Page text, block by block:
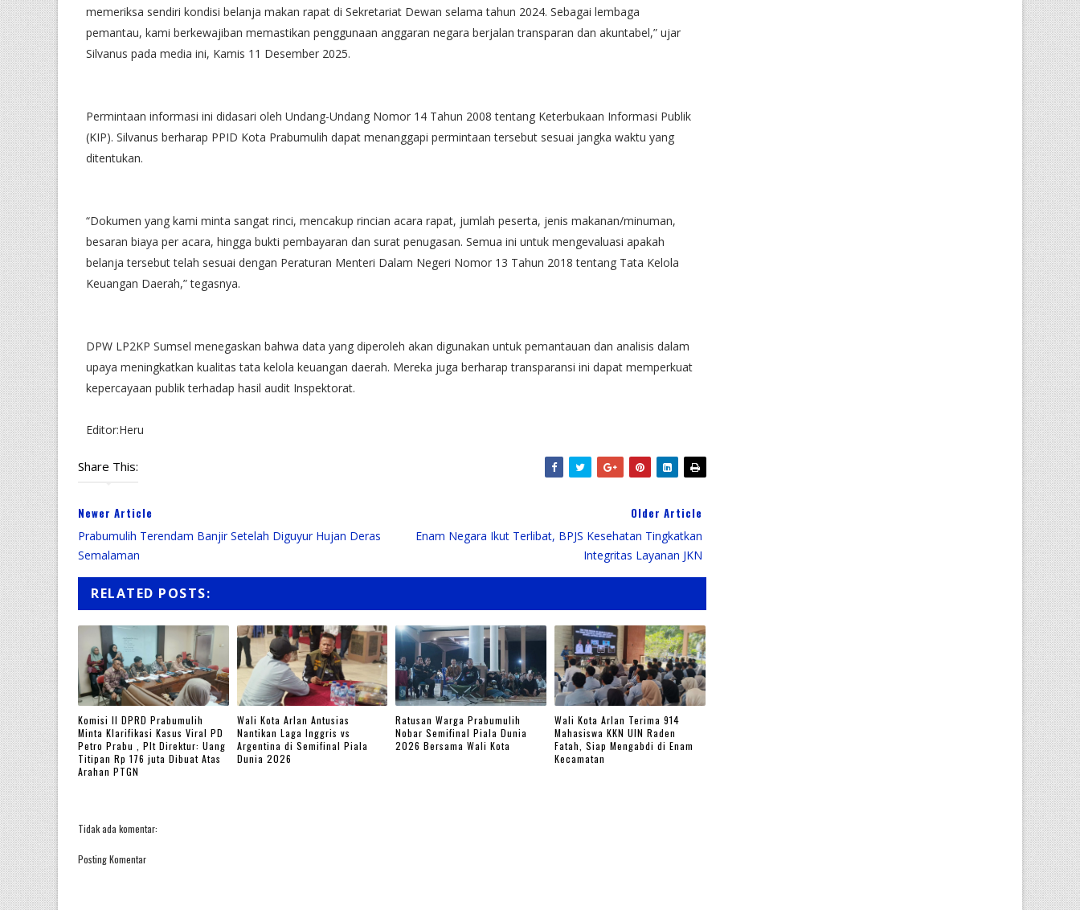
memeriksa sendiri kondisi belanja makan rapat di Sekretariat Dewan selama tahun 2024. Sebagai lembaga
pemantau, kami berkewajiban memastikan penggunaan anggaran negara berjalan transparan dan akuntabel,” ujar
Silvanus pada media ini, Kamis 11 Desember 2025.
Permintaan informasi ini didasari oleh Undang-Undang Nomor 14 Tahun 2008 tentang Keterbukaan Informasi Publik
(KIP). Silvanus berharap PPID Kota Prabumulih dapat menanggapi permintaan tersebut sesuai jangka waktu yang
ditentukan.
“Dokumen yang kami minta sangat rinci, mencakup rincian acara rapat, jumlah peserta, jenis makanan/minuman,
besaran biaya per acara, hingga bukti pembayaran dan surat penugasan. Semua ini untuk mengevaluasi apakah
belanja tersebut telah sesuai dengan Peraturan Menteri Dalam Negeri Nomor 13 Tahun 2018 tentang Tata Kelola
Keuangan Daerah,” tegasnya.
DPW LP2KP Sumsel menegaskan bahwa data yang diperoleh akan digunakan untuk pemantauan dan analisis dalam
upaya meningkatkan kualitas tata kelola keuangan daerah. Mereka juga berharap transparansi ini dapat memperkuat
kepercayaan publik terhadap hasil audit Inspektorat.
Editor:Heru
Share This:
Newer Article
Prabumulih Terendam Banjir Setelah Diguyur Hujan Deras
Semalaman
Older Article
Enam Negara Ikut Terlibat, BPJS Kesehatan Tingkatkan
Integritas Layanan JKN
RELATED POSTS:
Komisi II DPRD Prabumulih
Minta Klarifikasi Kasus Viral PD
Petro Prabu , Plt Direktur: Uang
Titipan Rp 176 juta Dibuat Atas
Arahan PTGN
Wali Kota Arlan Antusias
Nantikan Laga Inggris vs
Argentina di Semifinal Piala
Dunia 2026
Ratusan Warga Prabumulih
Nobar Semifinal Piala Dunia
2026 Bersama Wali Kota
Wali Kota Arlan Terima 914
Mahasiswa KKN UIN Raden
Fatah, Siap Mengabdi di Enam
Kecamatan
Tidak ada komentar:
Posting Komentar